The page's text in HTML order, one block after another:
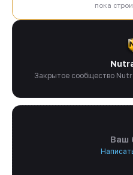
пока
Закрытое сообщество
Ваш